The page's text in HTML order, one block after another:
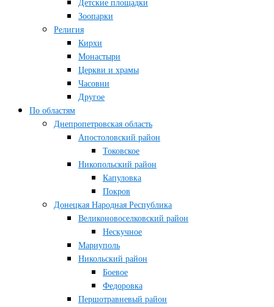
Детские площадки
Зоопарки
Религия
Кирхи
Монастыри
Церкви и храмы
Часовни
Другое
По областям
Днепропетровская область
Апостоловский район
Токовское
Никопольский район
Капуловка
Покров
Донецкая Народная Республика
Великоновоселковский район
Нескучное
Мариуполь
Никольский район
Боевое
Федоровка
Першотравневый район